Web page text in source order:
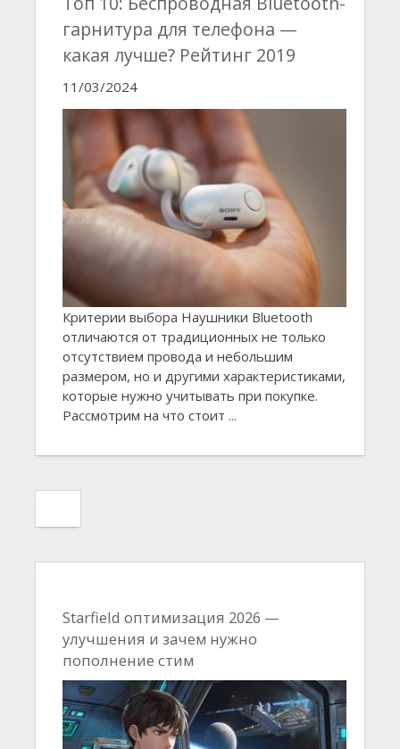
гарнитура для телефона —
какая лучше? Рейтинг 2019
11/03/2024
Критерии выбора Наушники Bluetooth
отличаются от традиционных не только
отсутствием провода и небольшим
размером, но и другими характеристиками,
которые нужно учитывать при покупке.
Рассмотрим на что стоит ...
Starfield оптимизация 2026 —
улучшения и зачем нужно
пополнение стим